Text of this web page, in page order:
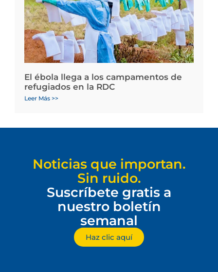
El ébola llega a los campamentos de
refugiados en la RDC
Leer Más >>
Noticias que importan.
Sin ruido.
Suscríbete gratis a
nuestro boletín
semanal
Haz clic aquí